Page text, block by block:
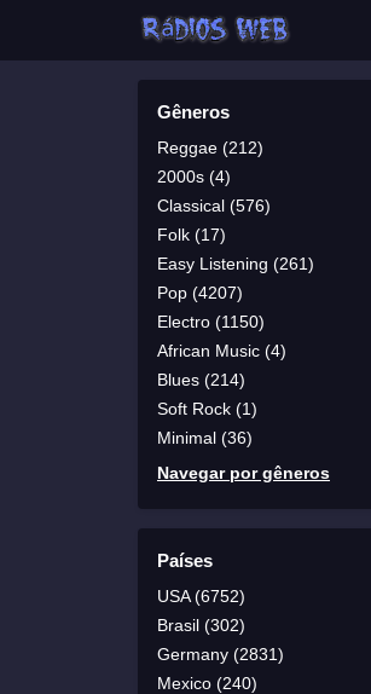
Gêneros
Reggae (212)
2000s (4)
Classical (576)
Folk (17)
Easy Listening (261)
Pop (4207)
Electro (1150)
African Music (4)
Blues (214)
Soft Rock (1)
Minimal (36)
Navegar por gêneros
Países
USA (6752)
Brasil (302)
Germany (2831)
Mexico (240)